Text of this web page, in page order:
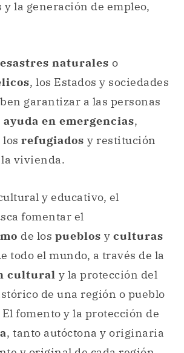
la generación de empleo,
naturales o
, los Estados y sociedades
garantizar a las personas
ayuda en emergencias,
refugiados y restitución
vivienda.
y educativo, el
fomentar el
de los pueblos y culturas
todo el mundo, a través de la
cultural y la protección del
de una región o pueblo
fomento y la protección de
, tanto autóctona y originaria